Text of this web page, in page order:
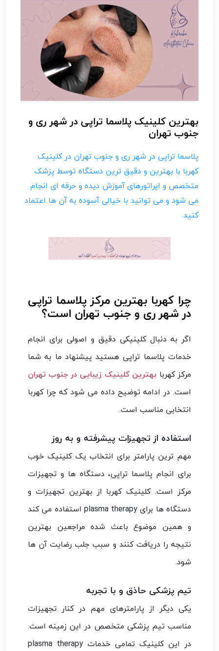
بهترین کلینیک پلاسما تراپی در شهر ری و
جنوب تهران
پلاسما تراپی در شهر ری و جنوب تهران در کلینیک
کهربا با بهترین و دقیق ترین دستگاه توسط پزشک
متخصص و اپراتورهای آموزش دیده و حرفه ای انجام
می شود و می توانید با خیالی آسوده به آن ها اعتماد
کنید.
چرا کهربا بهترین مرکز پلاسما تراپی
در شهر ری و جنوب تهران است؟
اگر به دنبال کلینیکی دقیق و اصولی برای انجام
خدمات پلاسما تراپی هستید پیشنهاد ما به شما
مرکز کهربا بهترین کلینیک زیبایی در جنوب تهران
است. در ادامه توضیح داده می شود که چرا کهربا
انتخابی مناسب است.
استفاده از تجهیزات پیشرفته و به روز
مهم ترین پارامتر برای انتخاب یک کلینیک خوب
برای انجام پلاسما تراپی، دستگاه ها و تجهیزات
مرکز است. کلینیک کهربا از بهترین تجهیزات و
دستگاه ها برای plasma therapy استفاده می کند
و همین موضوع باعث شده مراجعین بهترین
نتیجه را دریافت کنند و سبب جلب رضایت آن ها
شود.
تیم پزشکی حاذق و با تجربه
یکی دیگر از پارامترهای مهم در کنار تجهیزات
مناسب تیم پزشکی متخصص در این زمینه است.
در این کلینیک تمامی خدمات plasma therapy